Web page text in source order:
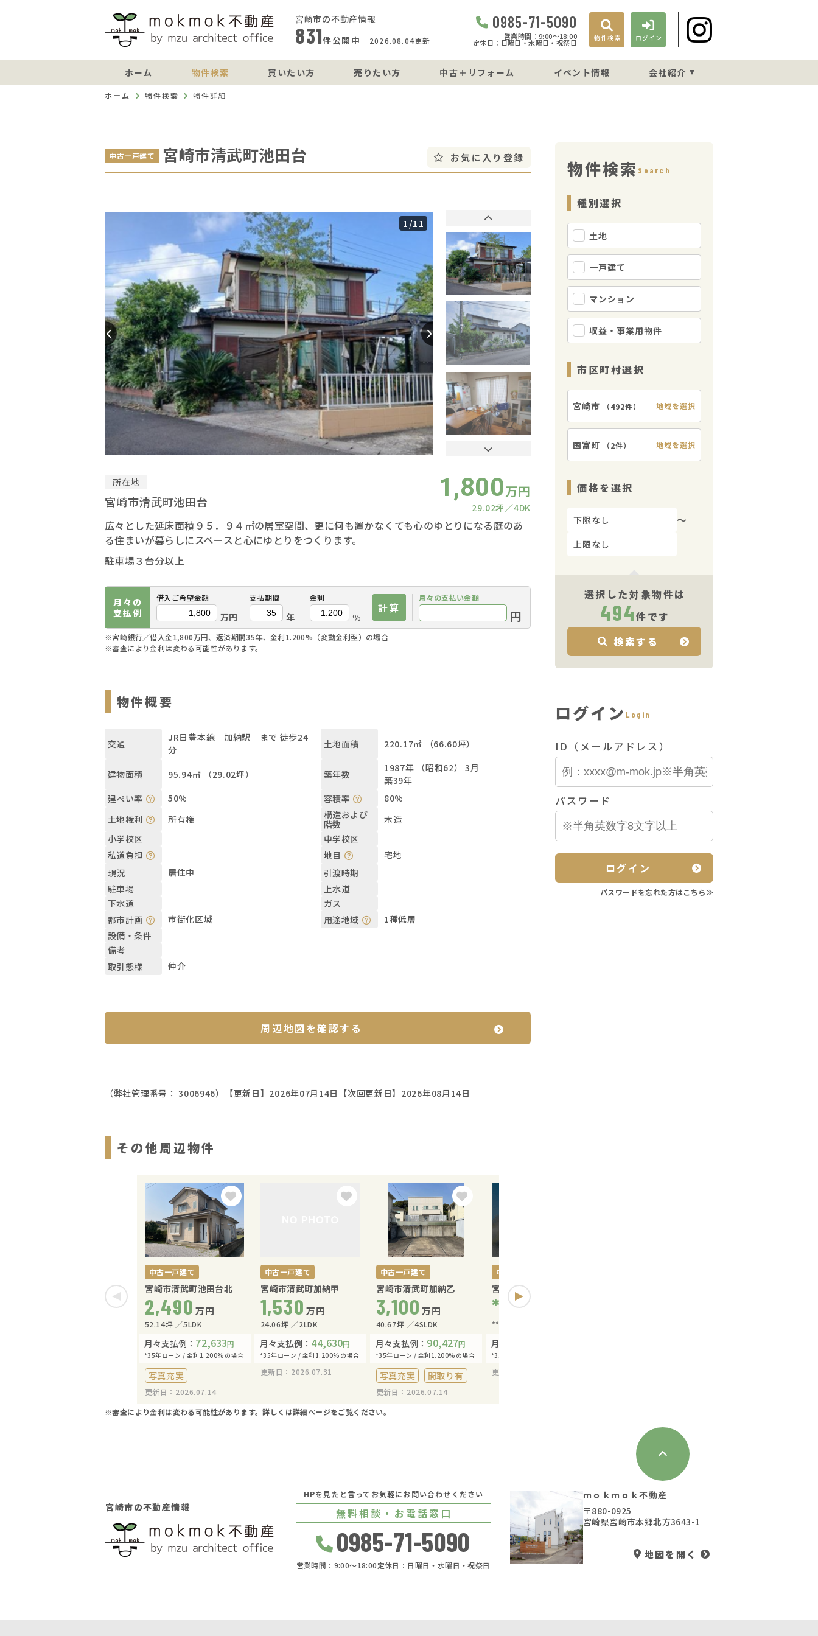
宮崎市の不動産情報
831件公開中 2026.08.04更新
0985-71-5090
営業時間：9:00〜18:00
定休日：日曜日・水曜日・祝祭日
物件検索 ログイン
ホーム 物件検索 買いたい方 売りたい方 中古＋リフォーム イベント情報 会社紹介
ホーム 物件検索 物件詳細
中古一戸建て 宮崎市清武町池田台 お気に入り登録
1 /11
所在地
宮崎市清武町池田台 1,800万円
29.02坪 4DK
広々とした延床面積９５．９４㎡の居室空間、更に何も置かなくても心のゆとりになる庭のあ
る住まいが暮らしにスペースと心にゆとりをつくります。
駐車場３台分以上
月々の
支払例
借入ご希望金額
万円
支払期間
年
金利
%
計算
月々の支払い金額
円
※宮崎銀行／借入金1,800万円、返済期間35年、金利1.200%（変動金利型）の場合
※審査により金利は変わる可能性があります。
物件概要
交通
JR日豊本線 加納駅 まで 徒歩24
分
土地面積 220.17㎡ （66.60坪）
建物面積 95.94㎡ （29.02坪） 築年数
1987年 （昭和62） 3月
築39年
建ぺい率
50% 容積率
80%
土地権利
所有権
構造および
階数
木造
小学校区
中学校区
私道負担
地目
宅地
現況
居住中
引渡時期
駐車場
上水道
下水道
ガス
都市計画
市街化区域 用途地域
1種低層
設備・条件
備考
取引態様
仲介
周辺地図を確認する
（弊社管理番号： 3006946） 【更新日】2026年07月14日 【次回更新日】2026年08月14日
その他周辺物件
中古一戸建て
宮崎市清武町池田台北
2,490 万円
52.14坪 5LDK
月々支払例： 72,633円
*35年ローン / 金利1.200%の場合
写真充実
更新日：2026.07.14
中古一戸建て
宮崎市清武町加納甲
1,530 万円
24.06坪 2LDK
月々支払例： 44,630円
*35年ローン / 金利1.200%の場合
更新日：2026.07.31
中古一戸建て
宮崎市清武町加納乙
3,100 万円
40.67坪 4SLDK
月々支払例： 90,427円
*35年ローン / 金利1.200%の場合
写真充実 間取り有
更新日：2026.07.14
中古一戸建て
宮崎市＊＊＊＊
****
**坪
月々支払例：
*35年ローン / 金利1.200%の場合
更新日：2026.08.03
※審査により金利は変わる可能性があります。詳しくは詳細ページをご覧ください。
Search
物件検索
種別選択
土地
一戸建て
マンション
収益・事業用物件
市区町村選択
宮崎市 （492件） 地域を選択
国富町 （2件） 地域を選択
価格を選択
〜
選択した対象物件は
494件です
検索する
Login
ログイン
ID（メールアドレス）
パスワード
ログイン
パスワードを忘れた方はこちら≫
宮崎市の不動産情報
HPを見たと言ってお気軽にお問い合わせください
無料相談・お電話窓口
0985-71-5090
営業時間：9:00〜18:00定休日：日曜日・水曜日・祝祭日
ｍｏｋｍｏｋ不動産
〒880-0925
宮崎県宮崎市本郷北方3643-1
地図を開く